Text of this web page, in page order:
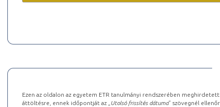
Ezen az oldalon az egyetem ETR tanulmányi rendszerében
áttöltésre, ennek időpontját az „ Utolsó frissítés dátuma” szövegnél